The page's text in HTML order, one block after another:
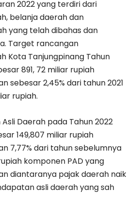
2022 yang terdiri dari
belanja daerah dan
yang telah dibahas dan
Target rancangan
Kota Tanjungpinang Tahun
891, 72 miliar rupiah
sebesar 2,45% dari tahun 2021
rupiah.
Daerah pada Tahun 2022
149,807 miliar rupiah
7,77% dari tahun sebelumnya
komponen PAD yang
diantaranya pajak daerah naik
asli daerah yang sah